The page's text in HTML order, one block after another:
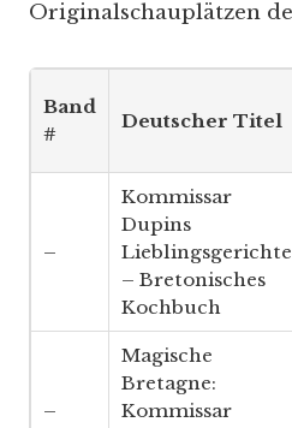
Originalschauplätzen
Band
#
Deutscher Titel
–
Kommissar
Dupins
Lieblingsgerichte
– Bretonisches
Kochbuch
–
Magische
Bretagne:
Kommissar